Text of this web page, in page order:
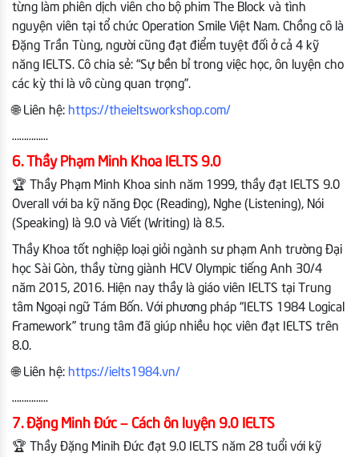
từng làm phiên dịch viên cho bộ phim The Block và tình
nguyện viên tại tổ chức Operation Smile Việt Nam. Chồng cô là
Đặng Trần Tùng, người cũng đạt điểm tuyệt đối ở cả 4 kỹ
năng IELTS. Cô chia sẻ: “Sự bền bỉ trong việc học, ôn luyện cho
các kỳ thi là vô cùng quan trọng”.
🌐 Liên hệ: https://theieltsworkshop.com/
……………
6. Thầy Phạm Minh Khoa IELTS 9.0
🏆 Thầy Phạm Minh Khoa sinh năm 1999, thầy đạt IELTS 9.0
Overall với ba kỹ năng Đọc (Reading), Nghe (Listening), Nói
(Speaking) là 9.0 và Viết (Writing) là 8.5.
Thầy Khoa tốt nghiệp loại giỏi ngành sư phạm Anh trường Đại
học Sài Gòn, thầy từng giành HCV Olympic tiếng Anh 30/4
năm 2015, 2016. Hiện nay thầy là giáo viên IELTS tại Trung
tâm Ngoại ngữ Tám Bốn. Với phương pháp “IELTS 1984 Logical
Framework” trung tâm đã giúp nhiều học viên đạt IELTS trên
8.0.
🌐 Liên hệ: https://ielts1984.vn/
……………
7. Đặng Minh Đức – Cách ôn luyện 9.0 IELTS
🏆 Thầy Đặng Minih Đức đạt 9.0 IELTS năm 28 tuổi với kỹ